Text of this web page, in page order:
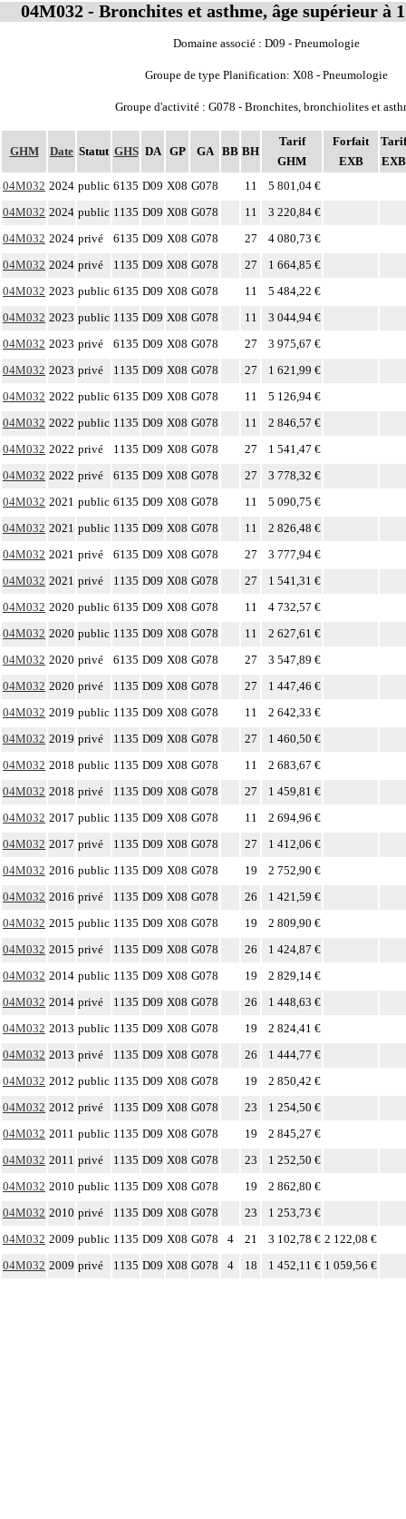
GHM Date Statut GHS DA GP GA BB BH
Tarif
GHM
Forfait
EXB
Tarif
EXB
04M032 2024 public 6135 D09 X08 G078 11
5 801,04 €
04M032 2024 public 1135 D09 X08 G078 11
3 220,84 €
04M032 2024 privé 6135 D09 X08 G078 27
4 080,73 €
04M032 2024 privé 1135 D09 X08 G078 27
1 664,85 €
04M032 2023 public 6135 D09 X08 G078 11
5 484,22 €
04M032 2023 public 1135 D09 X08 G078 11
3 044,94 €
04M032 2023 privé 6135 D09 X08 G078 27
3 975,67 €
04M032 2023 privé 1135 D09 X08 G078 27
1 621,99 €
04M032 2022 public 6135 D09 X08 G078 11
5 126,94 €
04M032 2022 public 1135 D09 X08 G078 11
2 846,57 €
04M032 2022 privé 1135 D09 X08 G078 27
1 541,47 €
04M032 2022 privé 6135 D09 X08 G078 27
3 778,32 €
04M032 2021 public 6135 D09 X08 G078 11
5 090,75 €
04M032 2021 public 1135 D09 X08 G078 11
2 826,48 €
04M032 2021 privé 6135 D09 X08 G078 27
3 777,94 €
04M032 2021 privé 1135 D09 X08 G078 27
1 541,31 €
04M032 2020 public 6135 D09 X08 G078 11
4 732,57 €
04M032 2020 public 1135 D09 X08 G078 11
2 627,61 €
04M032 2020 privé 6135 D09 X08 G078 27
3 547,89 €
04M032 2020 privé 1135 D09 X08 G078 27
1 447,46 €
04M032 2019 public 1135 D09 X08 G078 11
2 642,33 €
04M032 2019 privé 1135 D09 X08 G078 27
1 460,50 €
04M032 2018 public 1135 D09 X08 G078 11
2 683,67 €
04M032 2018 privé 1135 D09 X08 G078 27
1 459,81 €
04M032 2017 public 1135 D09 X08 G078 11
2 694,96 €
04M032 2017 privé 1135 D09 X08 G078 27
1 412,06 €
04M032 2016 public 1135 D09 X08 G078 19
2 752,90 €
04M032 2016 privé 1135 D09 X08 G078 26
1 421,59 €
04M032 2015 public 1135 D09 X08 G078 19
2 809,90 €
04M032 2015 privé 1135 D09 X08 G078 26
1 424,87 €
04M032 2014 public 1135 D09 X08 G078 19
2 829,14 €
04M032 2014 privé 1135 D09 X08 G078 26
1 448,63 €
04M032 2013 public 1135 D09 X08 G078 19
2 824,41 €
04M032 2013 privé 1135 D09 X08 G078 26
1 444,77 €
04M032 2012 public 1135 D09 X08 G078 19
2 850,42 €
04M032 2012 privé 1135 D09 X08 G078 23
1 254,50 €
04M032 2011 public 1135 D09 X08 G078 19
2 845,27 €
04M032 2011 privé 1135 D09 X08 G078 23
1 252,50 €
04M032 2010 public 1135 D09 X08 G078 19
2 862,80 €
04M032 2010 privé 1135 D09 X08 G078 23
1 253,73 €
04M032 2009 public 1135 D09 X08 G078 4 21 3 102,78 € 2 122,08 €
04M032 2009 privé 1135 D09 X08 G078 4 18 1 452,11 € 1 059,56 €
04M032 - Bronchites et asthme, âge supérieur à
Domaine associé : D09 - Pneumologie
Groupe de type Planification: X08 - Pneumologie
Groupe d'activité : G078 - Bronchites, bronchiolites et